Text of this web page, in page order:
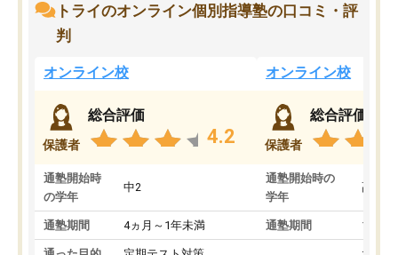
トライのオンライン個別指導塾の口コミ・評
判
オンライン校
保護者
総合評価
4.2
通塾開始時
の学年
中2
通塾期間 4ヵ月～1年未満
オンライン校
保護者
総合評価
通塾開始時の
学年
高3
通塾期間 1～3